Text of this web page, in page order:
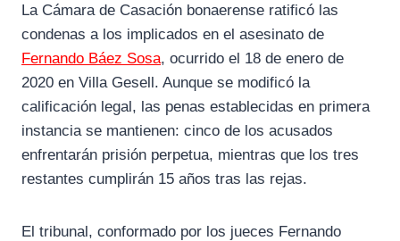
c
e
b
k
l
e
g
m
a
t
s
p
La Cámara de Casación bonaerense ratificó las
condenas a los implicados en el asesinato de
Fernando Báez Sosa, ocurrido el 18 de enero de
2020 en Villa Gesell. Aunque se modificó la
calificación legal, las penas establecidas en primera
instancia se mantienen: cinco de los acusados
enfrentarán prisión perpetua, mientras que los tres
restantes cumplirán 15 años tras las rejas.
El tribunal, conformado por los jueces Fernando